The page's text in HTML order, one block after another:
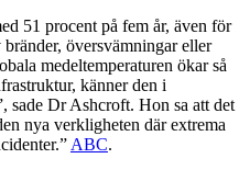
51 procent på fem år, även för
översvämningar eller
medeltemperaturen ökar så
känner den i
sade Dr Ashcroft. Hon sa att det
nya verkligheten där extrema
ABC.